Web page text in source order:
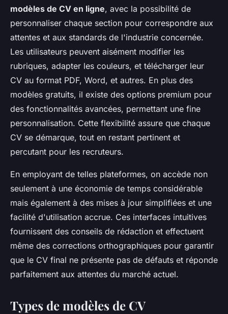
modèles de CV en ligne, avec la possibilité de
personnaliser chaque section pour correspondre aux
attentes et aux standards de l'industrie concernée.
Les utilisateurs peuvent aisément modifier les
rubriques, adapter les couleurs, et télécharger leur
CV au format PDF, Word, et autres. En plus des
modèles gratuits, il existe des options premium pour
des fonctionnalités avancées, permettant une fine
personnalisation. Cette flexibilité assure que chaque
CV se démarque, tout en restant pertinent et
percutant pour les recruteurs.
En employant de telles plateformes, on accède non
seulement à une économie de temps considérable
mais également à des mises à jour simplifiées et une
facilité d'utilisation accrue. Ces interfaces intuitives
fournissent des conseils de rédaction et effectuent
même des corrections orthographiques pour garantir
que le CV final ne présente pas de défauts et réponde
parfaitement aux attentes du marché actuel.
Types de modèles de CV